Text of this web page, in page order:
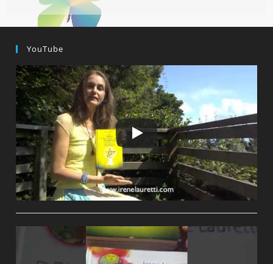
YouTube